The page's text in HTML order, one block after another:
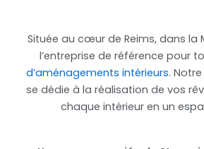
Située au cœur de Reims, dans la
l’entreprise de référence pour
d’aménagements intérieurs.
se dédie à la réalisation de vos
chaque intérieur en un